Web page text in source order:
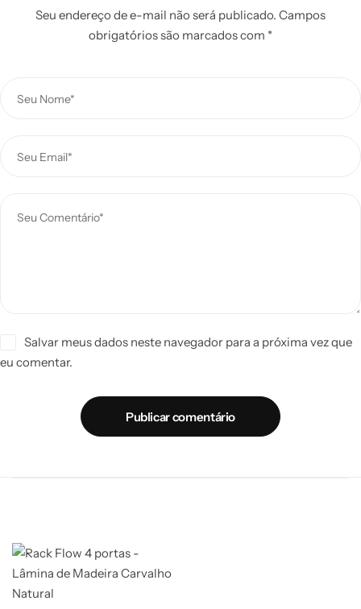
Seu endereço de e-mail não será publicado. Campos
obrigatórios são marcados com *
Salvar meus dados neste navegador para a próxima vez que
eu comentar.
Publicar comentário